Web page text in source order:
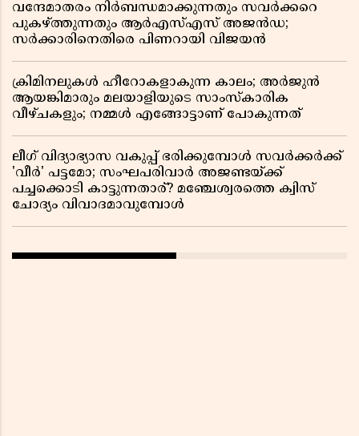
വന്ദേമാതരം നിർബന്ധമാക്കുന്നതും സവർക്കറെ
പുകഴ്ത്തുന്നതും ആർഎസ്എസ് അജൻഡ;
സർക്കാരിനെതിരെ പിണറായി വിജയൻ
ക്രിമിനലുകൾ ഹീറോകളാകുന്ന കാലം; അർജുൻ
ആയങ്കിമാരും മലയാളിയുടെ സാംസ്കാരിക
വീഴ്ചകളും; നമ്മൾ എങ്ങോട്ടാണ് പോകുന്നത്
ലീഗ് വിദ്യാഭ്യാസ വകുപ്പ് ഭരിക്കുമ്പോൾ സവർക്കർക്ക്
'വീർ' പട്ടമോ; സംഘപരിവാർ അജണ്ടയ്ക്ക്
പച്ചക്കൊടി കാട്ടുന്നതാര്? മഞ്ചേശ്വരത്തെ ക്വിസ്
ചോദ്യം വിവാദമാവുമ്പോൾ